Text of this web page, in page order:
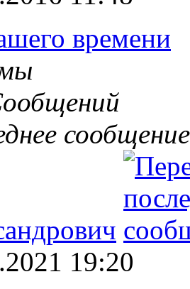
времени
сообщение
19:20